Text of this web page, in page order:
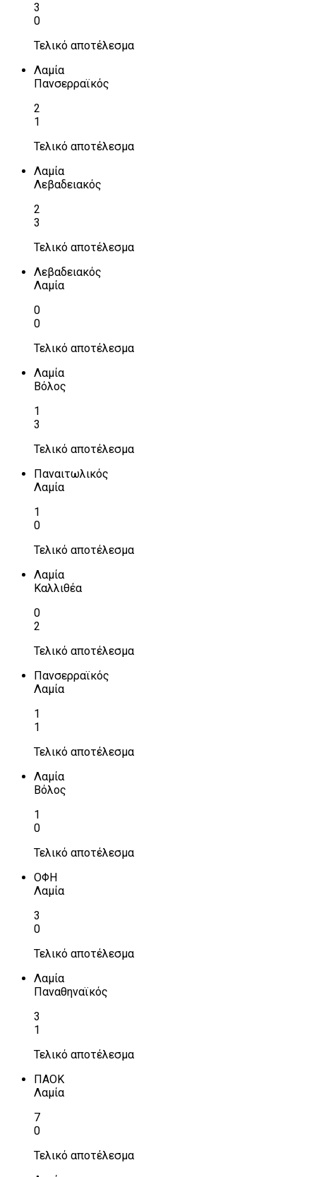
3
0
Τελικό αποτέλεσμα
Λαμία
Πανσερραϊκός
2
1
Τελικό αποτέλεσμα
Λαμία
Λεβαδειακός
2
3
Τελικό αποτέλεσμα
Λεβαδειακός
Λαμία
0
0
Τελικό αποτέλεσμα
Λαμία
Βόλος
1
3
Τελικό αποτέλεσμα
Παναιτωλικός
Λαμία
1
0
Τελικό αποτέλεσμα
Λαμία
Καλλιθέα
0
2
Τελικό αποτέλεσμα
Πανσερραϊκός
Λαμία
1
1
Τελικό αποτέλεσμα
Λαμία
Βόλος
1
0
Τελικό αποτέλεσμα
ΟΦΗ
Λαμία
3
0
Τελικό αποτέλεσμα
Λαμία
Παναθηναϊκός
3
1
Τελικό αποτέλεσμα
ΠΑΟΚ
Λαμία
7
0
Τελικό αποτέλεσμα